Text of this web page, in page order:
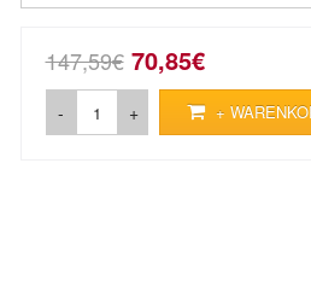
147,59€ 70,85€
- + +